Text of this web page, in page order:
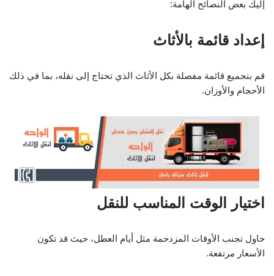
إليك بعض النصائح الهامة:
إعداد قائمة بالأثاث
قم بتجميع قائمة مفصلة بكل الأثاث الذي تحتاج إلى نقله، بما في ذلك
الأحجام والأوزان.
اختيار الوقت المناسب للنقل
حاول تجنب الأوقات المزدحمة مثل أيام العطل، حيث قد تكون
الأسعار مرتفعة.